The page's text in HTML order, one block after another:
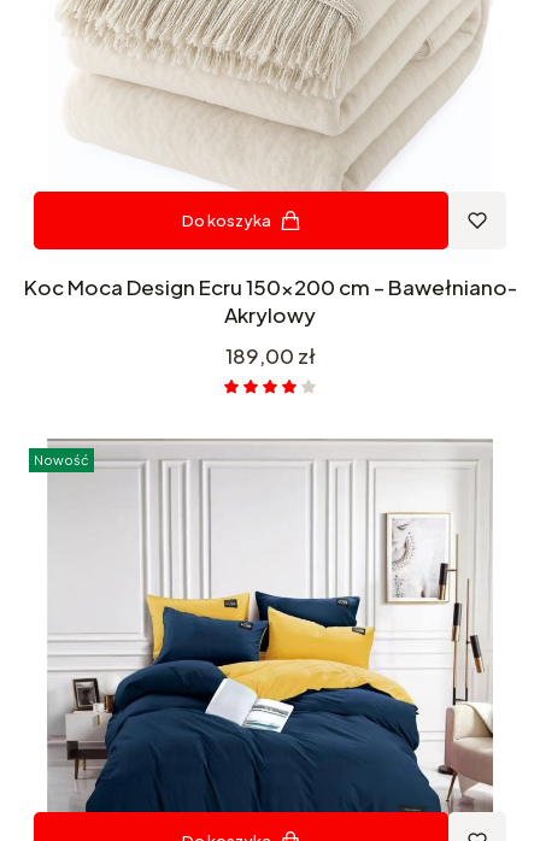
Do koszyka
Koc Moca Design Ecru 150x200 cm – Bawełniano-
Akrylowy
Cena
189,00 zł
Nowość